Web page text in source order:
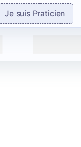
Je suis Praticien